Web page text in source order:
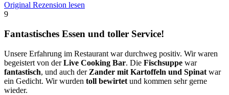
Original Rezension lesen
9
Fantastisches Essen und toller Service!
Unsere Erfahrung im Restaurant war durchweg positiv. Wir waren
begeistert von derLive Cooking Bar. Die Fischsuppe war
fantastisch, und auch der Zander mit Kartoffeln und Spinat war
ein Gedicht. Wir wurden toll bewirtet und kommen sehr gerne
wieder.